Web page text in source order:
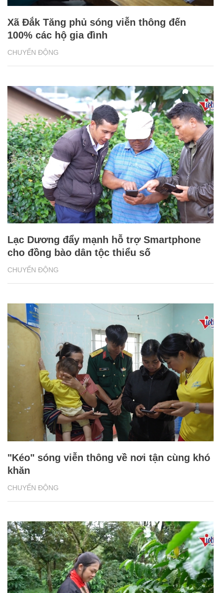
CHUYỂN ĐỘNG
Xã Đắk Tăng phủ sóng viễn thông đến
100% các hộ gia đình
CHUYỂN ĐỘNG
Lạc Dương đẩy mạnh hỗ trợ Smartphone
cho đồng bào dân tộc thiểu số
CHUYỂN ĐỘNG
"Kéo" sóng viễn thông về nơi tận cùng khó
khăn